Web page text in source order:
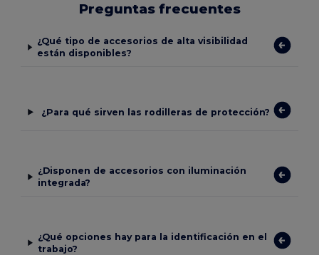
Preguntas frecuentes
¿Qué tipo de accesorios de alta visibilidad
están disponibles?
¿Para qué sirven las rodilleras de protección?
¿Disponen de accesorios con iluminación
integrada?
¿Qué opciones hay para la identificación en el
trabajo?